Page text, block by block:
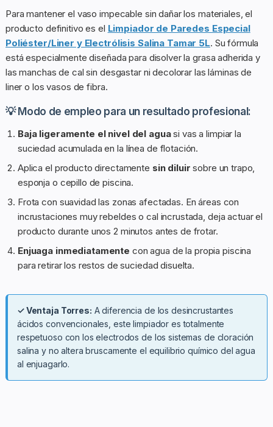
Para mantener el vaso impecable sin dañar los materiales, el
producto definitivo es el Limpiador de Paredes Especial
Poliéster/Liner y Electrólisis Salina Tamar 5L. Su fórmula
está especialmente diseñada para disolver la grasa adherida y
las manchas de cal sin desgastar ni decolorar las láminas de
liner o los vasos de fibra.
💡 Modo de empleo para un resultado profesional:
Baja ligeramente el nivel del aguasi vas a limpiar la
suciedad acumulada en la línea de flotación.
Aplica el producto directamente sin diluir sobre un trapo,
esponja o cepillo de piscina.
Frota con suavidad las zonas afectadas. En áreas con
incrustaciones muy rebeldes o cal incrustada, deja actuar el
producto durante unos 2 minutos antes de frotar.
Enjuaga inmediatamente con agua de la propia piscina
para retirar los restos de suciedad disuelta.
✓ Ventaja Torres: A diferencia de los desincrustantes
ácidos convencionales, este limpiador es totalmente
respetuoso con los electrodos de los sistemas de cloración
salina y no altera bruscamente el equilibrio químico del agua
al enjuagarlo.